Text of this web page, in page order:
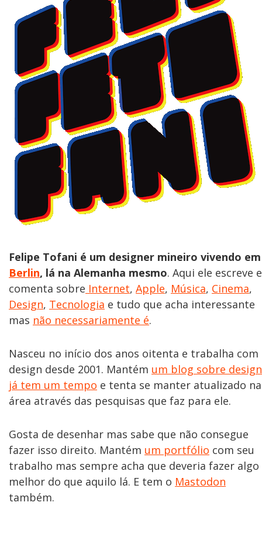
Felipe Tofani é um designer mineiro vivendo em
Berlin, lá na Alemanha mesmo. Aqui ele escreve e
comenta sobre Internet, Apple, Música, Cinema,
Design, Tecnologia e tudo que acha interessante
mas não necessariamente é.
Nasceu no início dos anos oitenta e trabalha com
design desde 2001. Mantém um blog sobre design
já tem um tempo e tenta se manter atualizado na
área através das pesquisas que faz para ele.
Gosta de desenhar mas sabe que não consegue
fazer isso direito. Mantém um portfólio com seu
trabalho mas sempre acha que deveria fazer algo
melhor do que aquilo lá. E tem o Mastodon
também.